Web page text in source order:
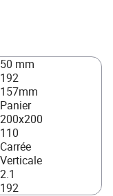
50 mm
192
157mm
Panier
200x200
110
Carrée
Verticale
2.1
192